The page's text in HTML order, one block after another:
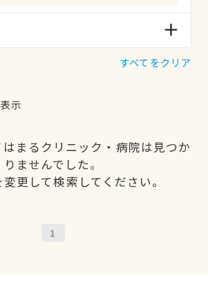
すべてをクリア
示
まるクリニック・病院は見つか
りませんでした。
更して検索してください。
1